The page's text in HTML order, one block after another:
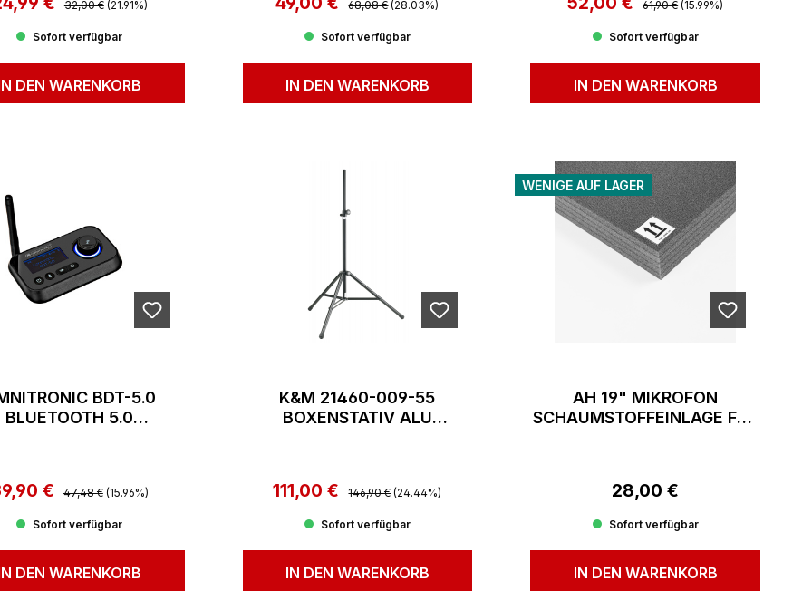
32,00 € (21.91%)
Sofort verfügbar
DEN WARENKORB
68,08 € (28.03%)
Sofort verfügbar
IN DEN WARENKORB
61,90 € (15.99%)
Sofort verfügbar
IN DEN WARENKORB
BDT-5.0
BLUETOOTH 5.0
€ Regulärer Preis:
47,48 € (15.96%)
Sofort verfügbar
DEN WARENKORB
K&M 21460-009-55
BOXENSTATIV ALU
Verkaufspreis:
111,00 € Regulärer Preis:
146,90 € (24.44%)
Sofort verfügbar
IN DEN WARENKORB
WENIGE AUF LAGER
AH 19" MIKROFON
SCHAUMSTOFFEINLAGE FÜR
Regulärer Preis:
28,00 €
Sofort verfügbar
IN DEN WARENKORB